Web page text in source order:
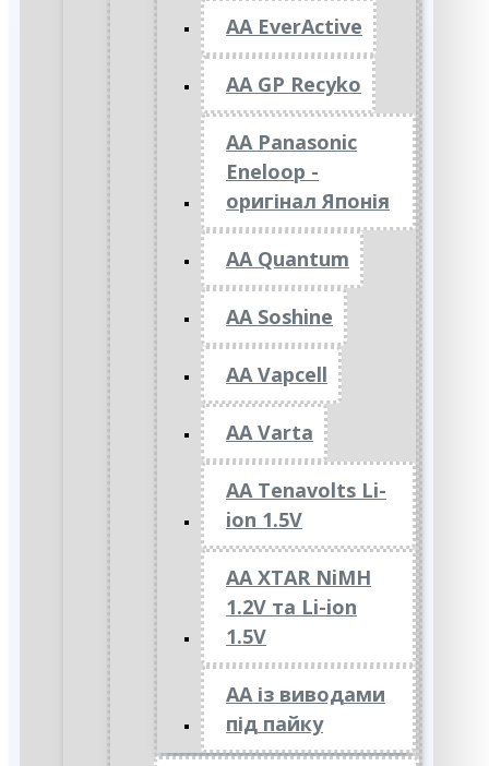
AA EverActive
AA GP Recyko
AA Panasonic
Eneloop -
оригінал Японія
AA Quantum
AA Soshine
AA Vapcell
AA Varta
AA Tenavolts Li-
ion 1.5V
AA XTAR NiMH
1.2V та Li-ion
1.5V
АА із виводами
під пайку